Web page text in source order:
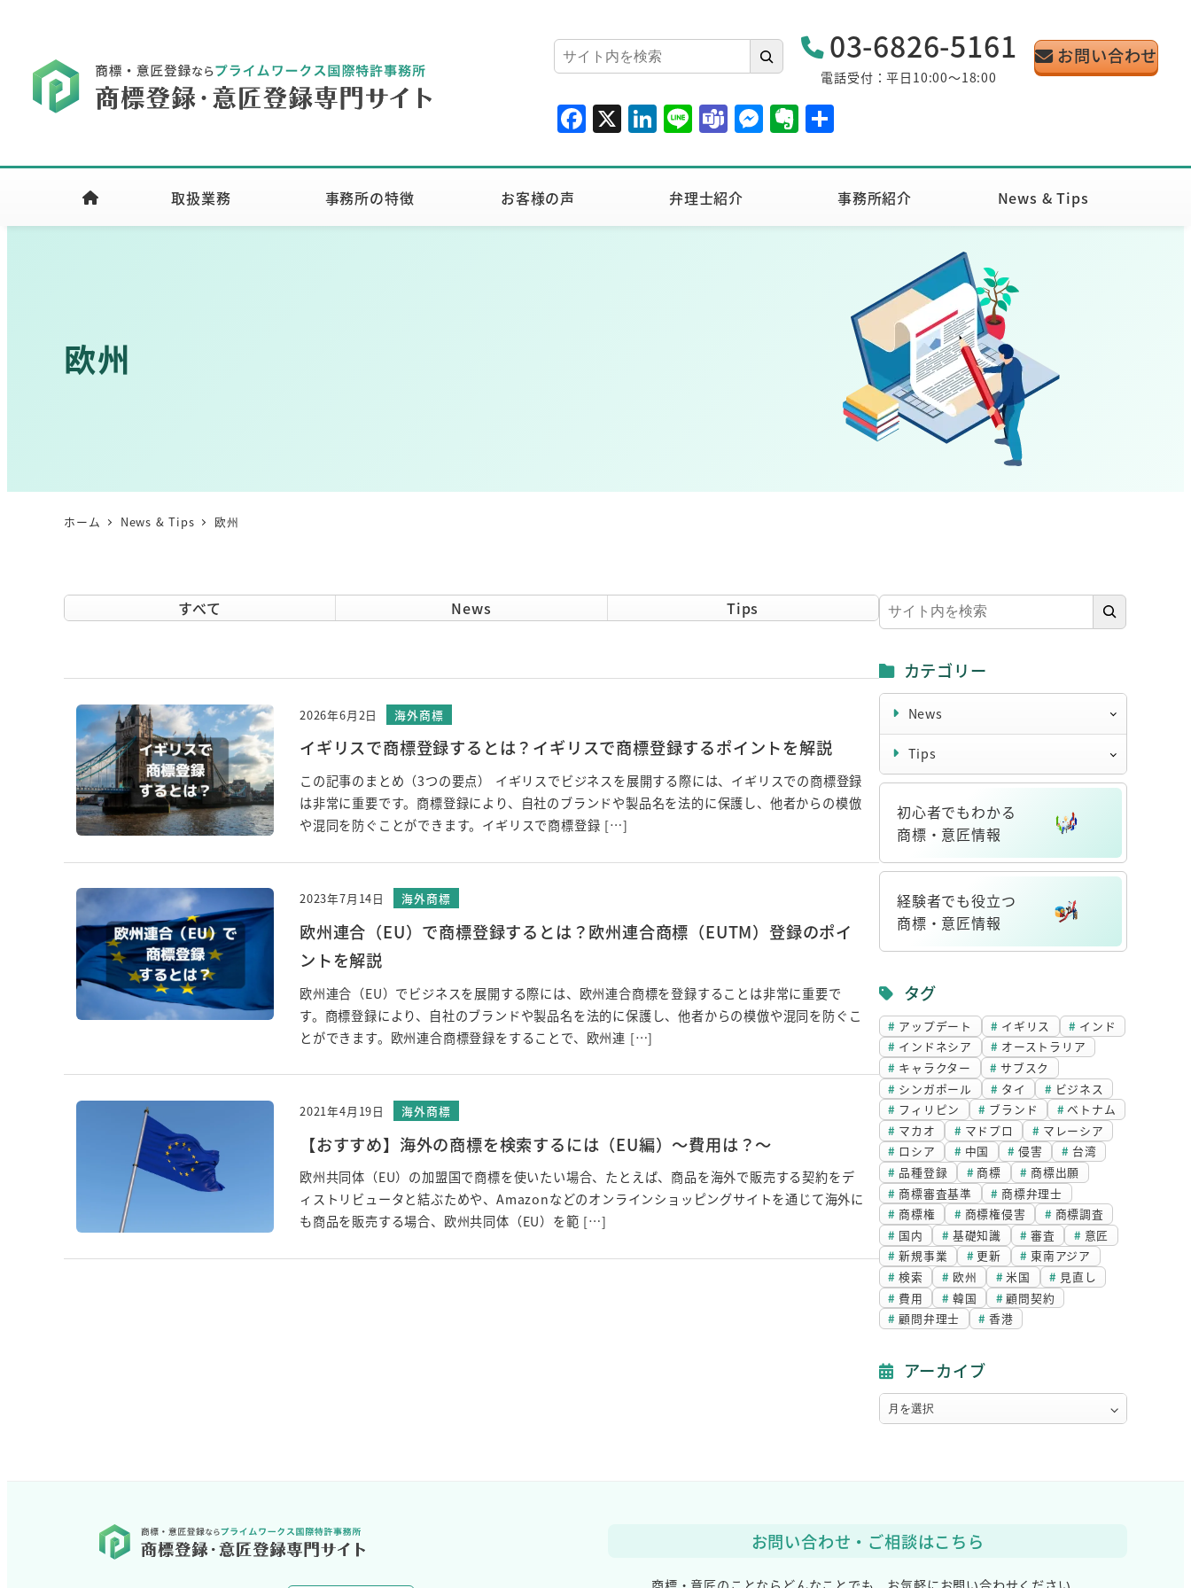
検
索
03-6826-5161
電話受付：平日10:00～18:00
お問い合わせ
F
a
c
b
X Li
n
k
e
dI
Li
n
e
T
e
a
m
s
M
e
ss
n
E
v
er
ot
共
取扱業務 事務所の特徴 お客様の声 弁理士紹介 事務所紹介 News & Tips
欧州
ホーム News & Tips 欧州
すべて News Tips
イギリスで商標登録するとは？イギリスで商標登録するポイントを解説
この記事のまとめ（3つの要点） イギリスでビジネスを展開する際には、イギリスでの商標登録
は非常に重要です。商標登録により、自社のブランドや製品名を法的に保護し、他者からの模倣
や混同を防ぐことができます。イギリスで商標登録 […]
2026年6月2日 海外商標
欧州連合（EU）で商標登録するとは？欧州連合商標（EUTM）登録のポイ
ントを解説
欧州連合（EU）でビジネスを展開する際には、欧州連合商標を登録することは非常に重要で
す。商標登録により、自社のブランドや製品名を法的に保護し、他者からの模倣や混同を防ぐこ
とができます。欧州連合商標登録をすることで、欧州連 […]
2023年7月14日 海外商標
【おすすめ】海外の商標を検索するには（EU編）～費用は？～
欧州共同体（EU）の加盟国で商標を使いたい場合、たとえば、商品を海外で販売する契約をデ
ィストリビュータと結ぶためや、Amazonなどのオンラインショッピングサイトを通じて海外に
も商品を販売する場合、欧州共同体（EU）を範 […]
2021年4月19日 海外商標
検
索
カテゴリー
News
Tips
初心者でもわかる
商標・意匠情報
リ
経験者でも役立つ
商標・意匠情報
ン
ク
タグ
アップデート イギリス
インド
インドネシア
オーストラリア
キャラクター
サブスク
シンガポール
タイ
ビジネス
フィリピン
ブランド
ベトナム
マカオ
マドプロ
マレーシア
ロシア
中国 侵害
台湾
品種登録
商標
商標出願
商標審査基準
商標弁理士
商標権
商標権侵害
商標調査
国内
基礎知識 審査
意匠
新規事業
更新
東南アジア
検索
欧州 米国
見直し
費用
韓国
顧問契約
顧問弁理士
香港
アーカイブ
ア
ー
お問い合わせ・ご相談はこちら